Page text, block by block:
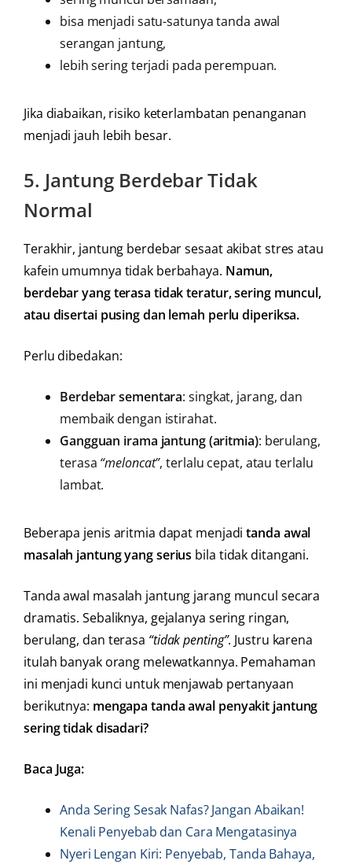
bisa menjadi satu-satunya tanda awal
serangan jantung,
lebih sering terjadi pada perempuan.
Jika diabaikan, risiko keterlambatan penanganan
menjadi jauh lebih besar.
5. Jantung Berdebar Tidak
Normal
Terakhir, jantung berdebar sesaat akibat stres atau
kafein umumnya tidak berbahaya. Namun,
berdebar yang terasa tidak teratur, sering muncul,
atau disertai pusing dan lemah perlu diperiksa.
Perlu dibedakan:
Berdebar sementara: singkat, jarang, dan
membaik dengan istirahat.
Gangguan irama jantung (aritmia): berulang,
terasa “meloncat”, terlalu cepat, atau terlalu
lambat.
Beberapa jenis aritmia dapat menjaditanda awal
masalah jantung yang serius bila tidak ditangani.
Tanda awal masalah jantung jarang muncul secara
dramatis. Sebaliknya, gejalanya sering ringan,
berulang, dan terasa “tidak penting”. Justru karena
itulah banyak orang melewatkannya. Pemahaman
ini menjadi kunci untuk menjawab pertanyaan
berikutnya: mengapa tanda awal penyakit jantung
sering tidak disadari?
Baca Juga:
Anda Sering Sesak Nafas? Jangan Abaikan!
Kenali Penyebab dan Cara Mengatasinya
Nyeri Lengan Kiri: Penyebab, Tanda Bahaya,